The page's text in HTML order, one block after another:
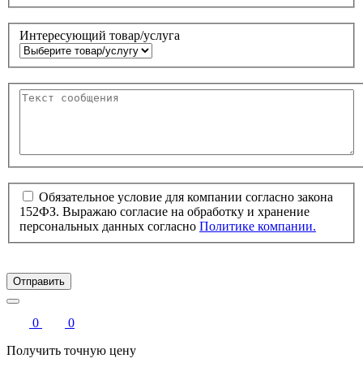
Интересующий товар/услуга
Обязательное условие для компании согласно закона
152ФЗ. Выражаю согласие на обработку и хранение
персональных данных согласно Политике компании.
Отправить
0
0
Получить точную цену